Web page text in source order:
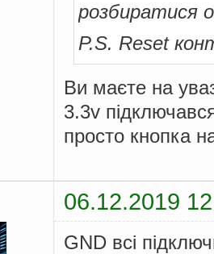
розбиратися
P.S. Reset
Ви маєте на
3.3v
просто кнопка
06.12.2019
GND всі